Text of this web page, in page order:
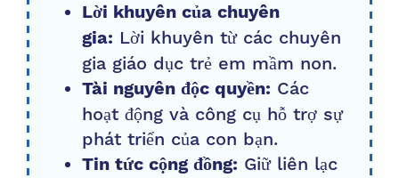
Lời khuyên của chuyên
gia: Lời khuyên từ các chuyên
gia giáo dục trẻ em mầm non.
Tài nguyên độc quyền: Các
hoạt động và công cụ hỗ trợ sự
phát triển của con bạn.
Tin tức cộng đồng: Giữ liên lạc